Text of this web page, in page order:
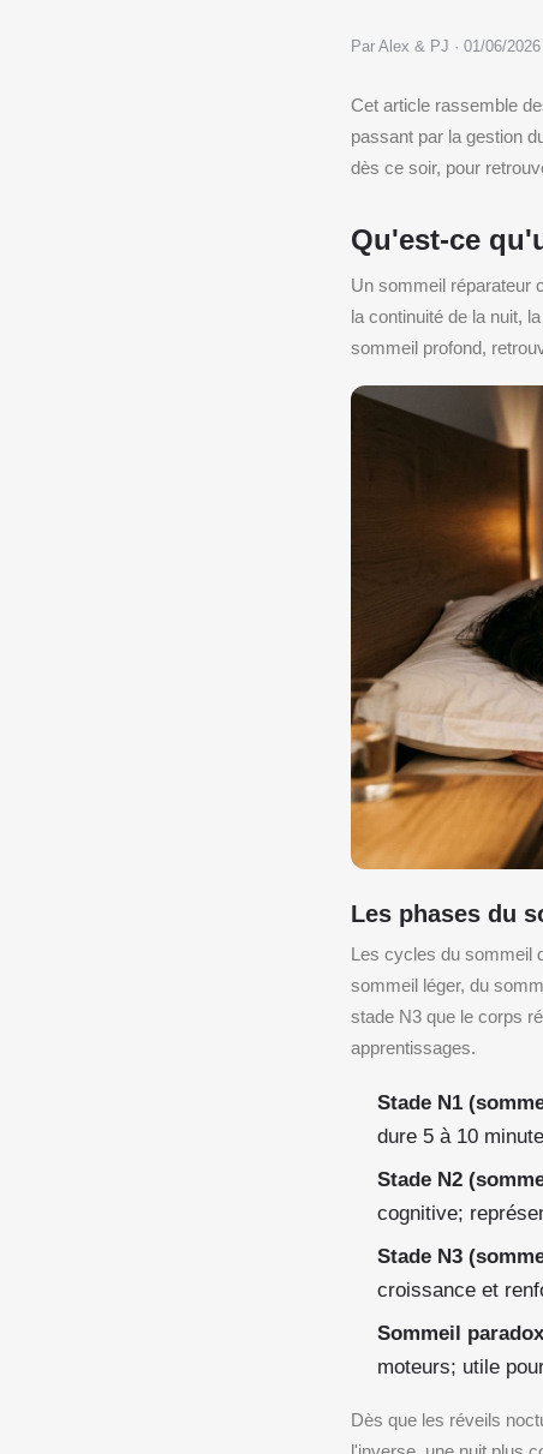
Par Alex & PJ · 01/06/2026
Cet article rassemble
passant par la gestion
dès ce soir, pour
Qu'est-ce
Un sommeil réparateur
la continuité de la nuit,
sommeil profond,
Les phases du
Les cycles du sommeil
sommeil léger, du
stade N3 que le corps
apprentissages.
Stade N1
dure 5 à 10
Stade N2
cognitive;
Stade N3
croissance et
Sommeil
moteurs; utile
Dès que les réveils